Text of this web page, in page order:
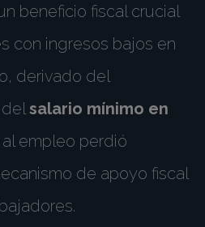
beneficio fiscal crucial
con ingresos bajos en
derivado del
salario mínimo en
empleo perdió
de apoyo fiscal